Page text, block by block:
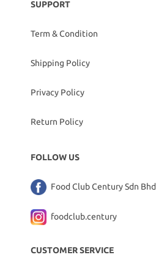
SUPPORT
Term & Condition
Shipping Policy
Privacy Policy
Return Policy
FOLLOW US
Food Club Century Sdn Bhd
foodclub.century
CUSTOMER SERVICE